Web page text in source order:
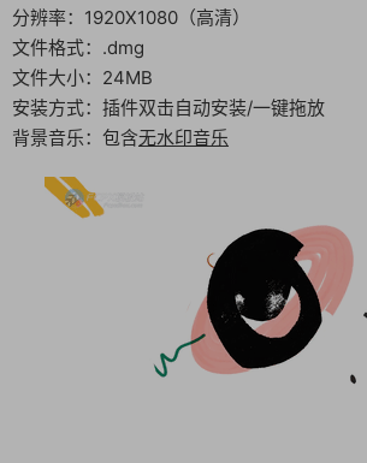
分辨率：1920X1080（高清）
文件格式：.dmg
文件大小：24MB
安装方式：插件双击自动安装/一键拖放
背景音乐：包含无水印音乐